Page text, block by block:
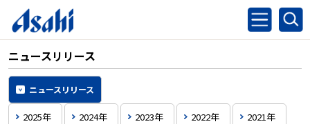
ニュースリリース
ニュースリリース
2025年 2024年 2023年 2022年 2021年